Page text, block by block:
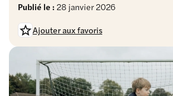
Publié le : 28 janvier 2026
Ajouter aux favoris